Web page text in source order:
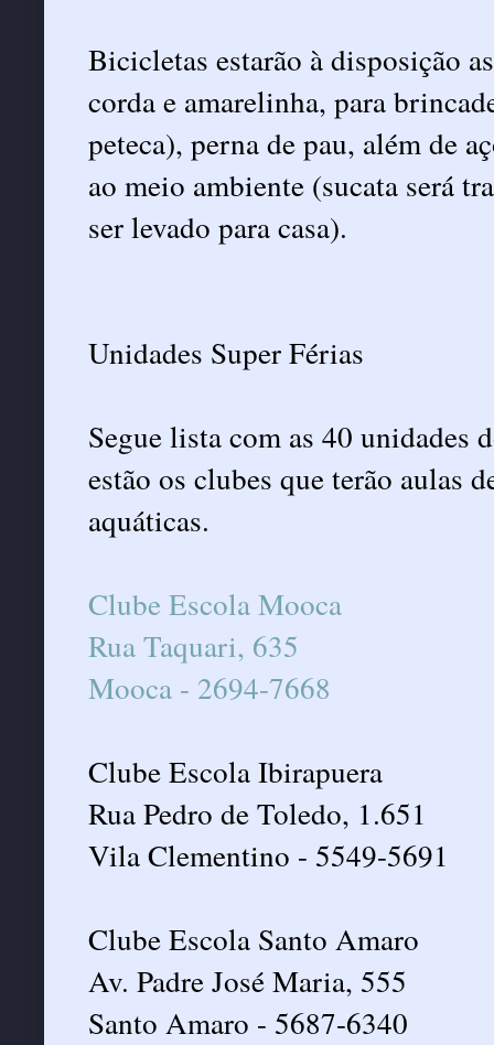
Bicicletas estarão à disposição
corda e amarelinha, para
peteca), perna de pau, além de
ao meio ambiente (sucata será
ser levado para casa).
Unidades Super Férias
Segue lista com as 40 unidades
estão os clubes que terão aulas
aquáticas.
Clube Escola Mooca
Rua Taquari, 635
Mooca - 2694-7668
Clube Escola Ibirapuera
Rua Pedro de Toledo, 1.651
Vila Clementino - 5549-5691
Clube Escola Santo Amaro
Av. Padre José Maria, 555
Santo Amaro - 5687-6340